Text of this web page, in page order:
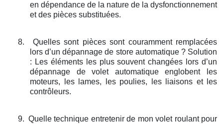
en dépendance de la nature de la dysfonctionnement
et des pièces substituées.
8.
Quelles sont pièces sont couramment remplacées
lors d’un dépannage de store automatique ? Solution
: Les éléments les plus souvent changées lors d’un
dépannage de volet automatique englobent les
moteurs, les lames, les poulies, les liaisons et les
contrôleurs.
9. Quelle technique entretenir de mon volet roulant pour